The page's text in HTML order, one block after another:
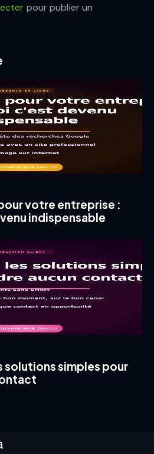
pour publier un
votre entreprise :
indispensable
solutions simples pour